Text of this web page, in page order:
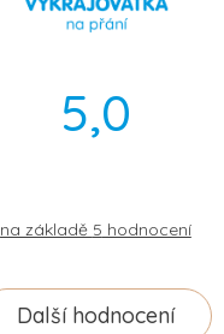
5,0
na základě 5 hodnocení
Další hodnocení